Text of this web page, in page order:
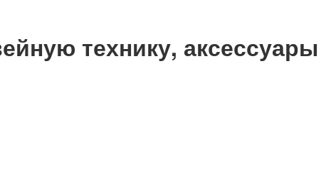
технику, аксессуары